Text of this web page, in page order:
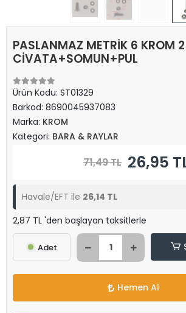
PASLANMAZ METRİK 6 KROM
CİVATA+SOMUN+PUL
Ürün Kodu: ST01329
Barkod: 8690045937083
Marka: KROM
Kategori: BARA & RAYLAR
71,49 TL 26,95
Havale/EFT ile 26,14 TL
2,87 TL 'den başlayan taksitlerle
Adet
Hemen Al